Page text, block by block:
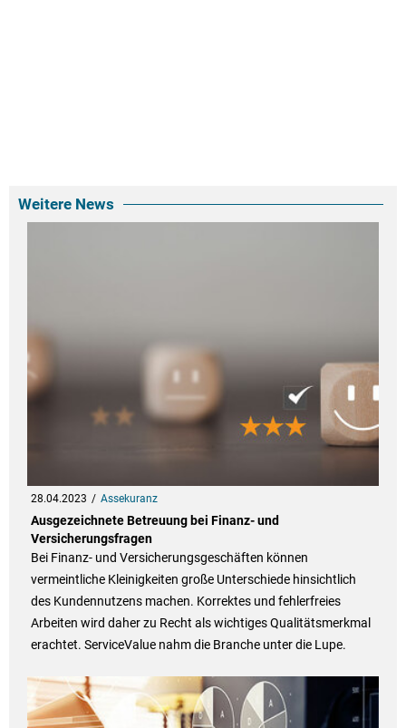
Weitere News
28.04.2023 Assekuranz
Ausgezeichnete Betreuung bei Finanz- und
Versicherungsfragen
Bei Finanz- und Versicherungsgeschäften können
vermeintliche Kleinigkeiten große Unterschiede hinsichtlich
des Kundennutzens machen. Korrektes und fehlerfreies
Arbeiten wird daher zu Recht als wichtiges Qualitätsmerkmal
erachtet. ServiceValue nahm die Branche unter die Lupe.